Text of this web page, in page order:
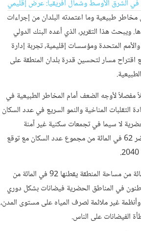
في الشرق الأوسط وشمال أفريقيا: عرض إقليمي
مخاطر طبيعية وما اعتمدته البلدان من إجراءات
ويبحث هذا التقرير، الذي أعده البنك الدولي
المتحدة ومؤسسات إقليمية، تجربة إدارة
اقتراح مسار لتحسين قدرة بلدان المنطقة على
مفصلاً لأوجه الضعف أمام المخاطر الطبيعية في
التقلبات المناخية والنمو السريع في عدد السكان
لا سيما في تجمعات سكنية غير آمنة
وعشوائية. ويشكل سكان الحضر 62 في المائة من مجموع عدد السكان مع توقع
إضافة إلى ذلك، فإن 3 في المائة من مساحة المنطقة يقطنها 92 في المائة من
في المناطق الحضرية فيضانات بشكل دوري
غير ملائمة لصرف المياه على مستوى المدن،
الفيضانات على الناس.